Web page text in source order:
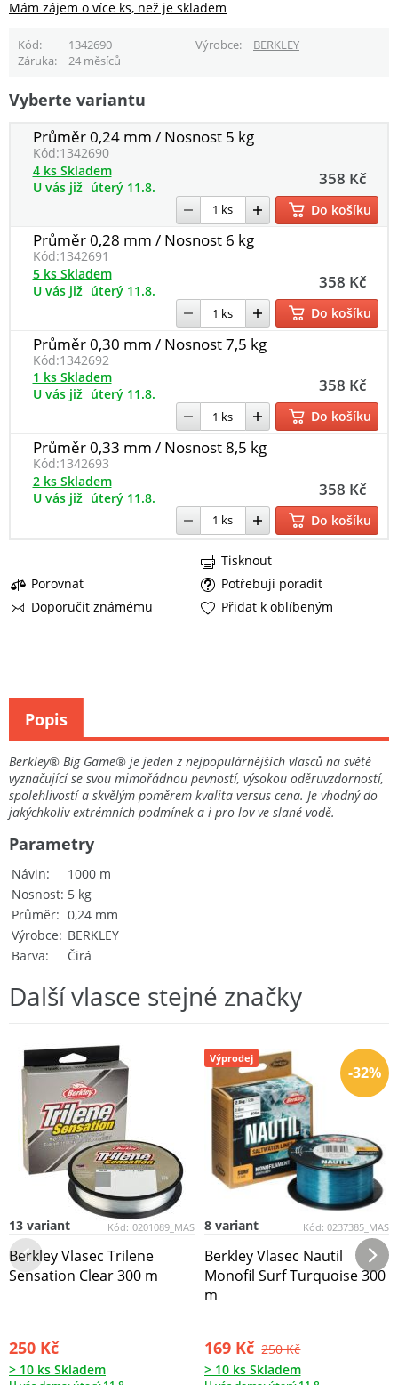
Mám zájem o více ks, než je skladem
Kód 1342690 Výrobce
BERKLEY
Záruka
24 měsíců
Vyberte variantu
Průměr 0,24 mm / Nosnost 5 kg
Kód:1342690
358 Kč
4 ks Skladem
U vás již úterý 11.8.
Do košíku
Průměr 0,28 mm / Nosnost 6 kg
Kód:1342691
358 Kč
5 ks Skladem
U vás již úterý 11.8.
Do košíku
Průměr 0,30 mm / Nosnost 7,5 kg
Kód:1342692
358 Kč
1 ks Skladem
U vás již úterý 11.8.
Do košíku
Průměr 0,33 mm / Nosnost 8,5 kg
Kód:1342693
358 Kč
2 ks Skladem
U vás již úterý 11.8.
Do košíku
Porovnat
Potřebuji poradit
Doporučit známému
Tisknout
Přidat k oblíbeným
Berkley® Big Game® je jeden z nejpopulárnějších vlasců na světě
vyznačující se svou mimořádnou pevností, výsokou oděruvzdorností,
spolehlivostí a skvělým poměrem kvalita versus cena. Je vhodný do
jakýchkoliv extrémních podmínek a i pro lov ve slané vodě.
Návin
1000 m
Nosnost 5 kg
Průměr
0,24 mm
Výrobce
BERKLEY
Barva
Čirá
Parametry
Popis
Další vlasce stejné značky
Kód: 0201089_MAS
13 variant
Berkley Vlasec Trilene
Sensation Clear 300 m
250 Kč
> 10 ks Skladem
-32%
Výprodej
Kód: 0237385_MAS
8 variant
Berkley Vlasec Nautil
Monofil Surf Turquoise 300
m
169 Kč 250 Kč
> 10 ks Skladem